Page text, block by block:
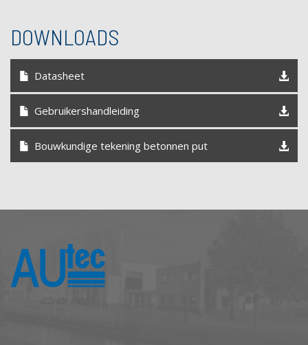
DOWNLOADS
Datasheet
Gebruikershandleiding
Bouwkundige tekening betonnen put